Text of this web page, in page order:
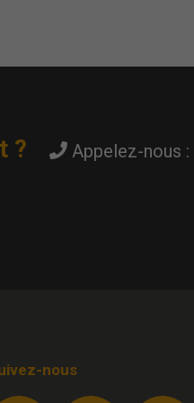
? Appelez-nous :
nous